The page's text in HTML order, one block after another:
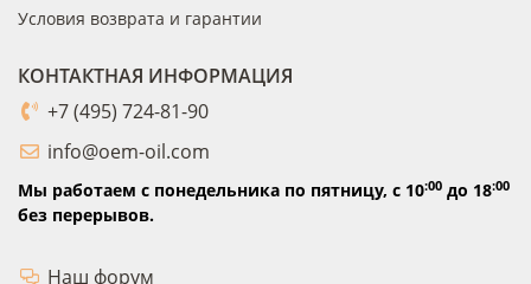
Условия возврата и гарантии
КОНТАКТНАЯ ИНФОРМАЦИЯ
+7 (495) 724-81-90
info@oem-oil.com
Мы работаем с понедельника по пятницу, с 10:00 до 18:00
без перерывов.
Наш форум